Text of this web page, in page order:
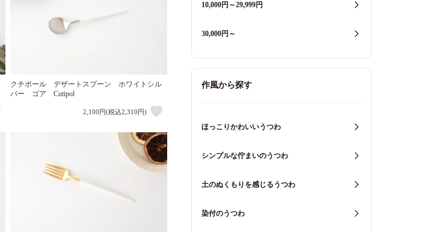
クチポール デザートスプーン ホワイトシル
バー ゴア Cutipol
2,100円(税込2,310円)
10,000円～29,999円
30,000円～
作風から探す
ほっこりかわいいうつわ
シンプルな佇まいのうつわ
土のぬくもりを感じるうつわ
染付のうつわ